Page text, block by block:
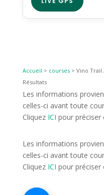
Accueil > courses> Vino Trail
Résultats
Les informations
celles-ci avant toute
Cliquez ICI pour préciser
Les informations
celles-ci avant toute
Cliquez ICI pour préciser